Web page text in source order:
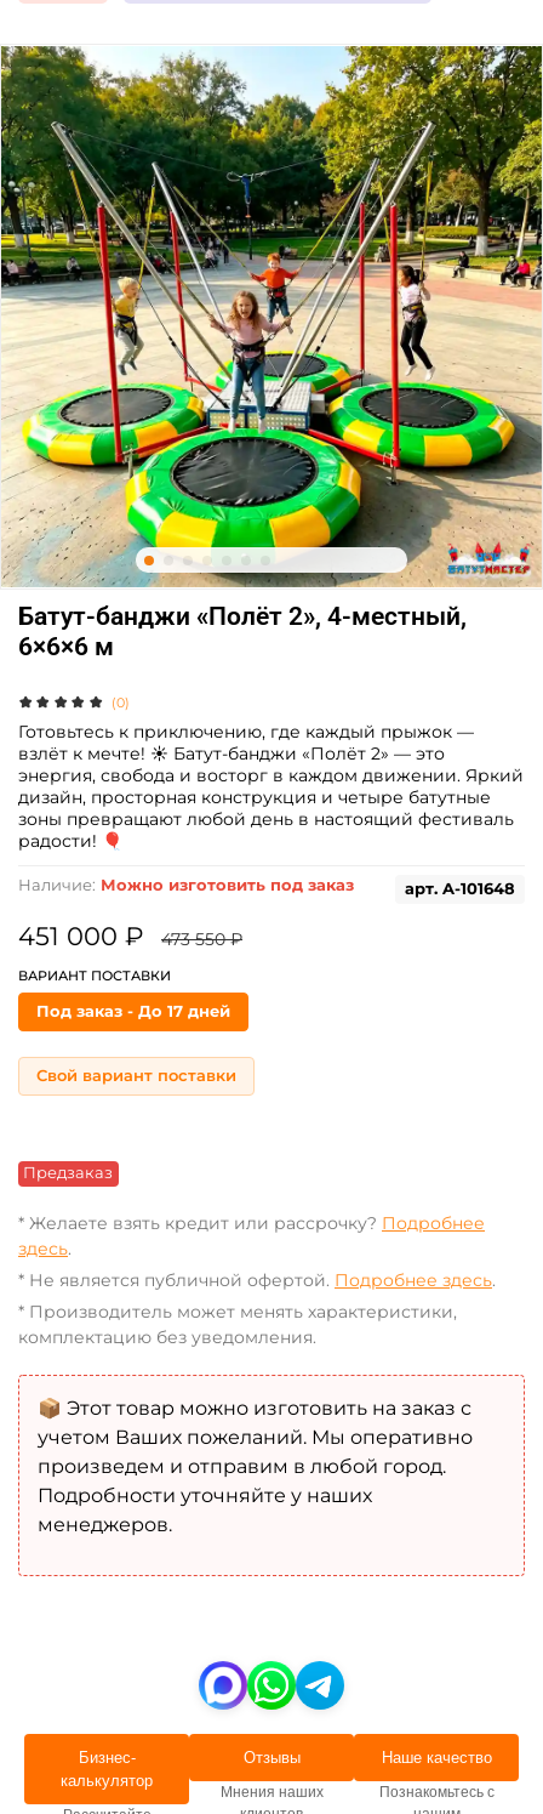
(0)
арт. A-101648
Наличие: Можно изготовить под заказ
Предзаказ
Батут-банджи «Полёт 2», 4-местный,
6×6×6 м
451 000 ₽ 473 550 ₽
ВАРИАНТ ПОСТАВКИ
Под заказ - До 17 дней
Свой вариант поставки
Готовьтесь к приключению, где каждый прыжок —
взлёт к мечте! ☀️ Батут-банджи «Полёт 2» — это
энергия, свобода и восторг в каждом движении. Яркий
дизайн, просторная конструкция и четыре батутные
зоны превращают любой день в настоящий фестиваль
радости! 🎈
* Желаете взять кредит или рассрочку? Подробнее
здесь.
* Не является публичной офертой. Подробнее здесь.
* Производитель может менять характеристики,
комплектацию без уведомления.
📦 Этот товар можно изготовить на заказ с
учетом Ваших пожеланий. Мы оперативно
произведем и отправим в любой город.
Подробности уточняйте у наших
менеджеров.
Бизнес-
калькулятор
Отзывы
Мнения наших
Наше качество
Познакомьтесь с